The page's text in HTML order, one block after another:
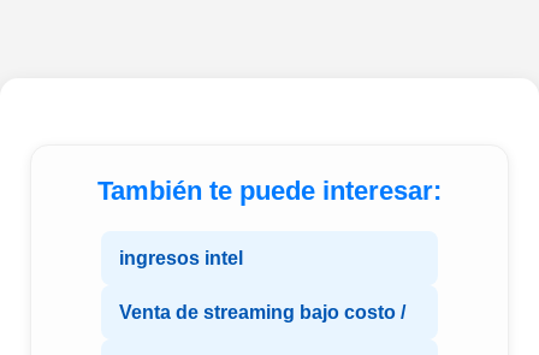
También te puede interesar:
ingresos intel
Venta de streaming bajo costo /